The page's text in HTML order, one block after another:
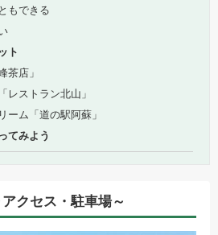
もできる
ト
茶店」
ストラン北山」
ム「道の駅阿蘇」
てみよう
クセス・駐車場～